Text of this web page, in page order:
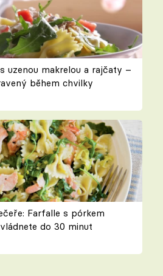
uzenou makrelou a rajčaty –
během chvilky
Farfalle s pórkem
do 30 minut